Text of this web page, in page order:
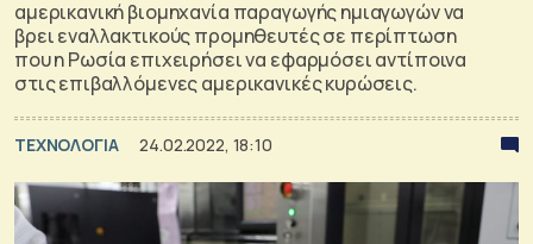
αμερικανική βιομηχανία παραγωγής ημιαγωγών να
βρει εναλλακτικούς προμηθευτές σε περίπτωση
που η Ρωσία επιχειρήσει να εφαρμόσει αντίποινα
στις επιβαλλόμενες αμερικανικές κυρώσεις.
ΤΕΧΝΟΛΟΓΙΑ 24.02.2022, 18:10